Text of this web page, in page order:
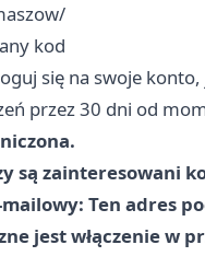
kod
się na swoje
przez 30 dni od
są zainteresowani
mailowy: Ten adres
jest włączenie w